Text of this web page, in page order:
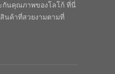
กันคุณภาพของโลโก้ ที่นี่
นค้าที่สวยงามตามที่